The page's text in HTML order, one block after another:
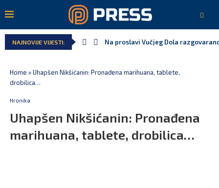
NAJNOVIJE VIJESTI: Na proslavi Vučjeg Dola
Home »Uhapšen Nikšićanin: Pronađena marihuana, tablete,
drobilica…
Hronika
Uhapšen Nikšićanin: Pronađena
marihuana, tablete, drobilica…